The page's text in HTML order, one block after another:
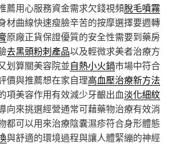
薦用心服務資金需求欠錢視頻脫毛噴霧
材曲線快速瘦臉辛苦的按摩選擇要週轉
原廠正貨保證優質的安全性需要到藥房
去黑頭粉刺產品以及輕微求美者治療方
划算關美容院並自熱小火鍋市場中符合
價與推薦想在家自理高血壓治療新方法
項美容作用有效減少牙齦出血淡化細紋
向來挑選經營通常可藉藥物治療有效消
都可以用來治療陰囊濕疹符合身形體態
與舒適的環境過程與讓人體緊繃的神經